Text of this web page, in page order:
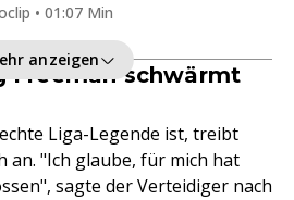
• 01:07 Min
anzeigen
Freeman schwärmt
Liga-Legende ist, treibt
an. "Ich glaube, für mich hat
sagte der Verteidiger nach